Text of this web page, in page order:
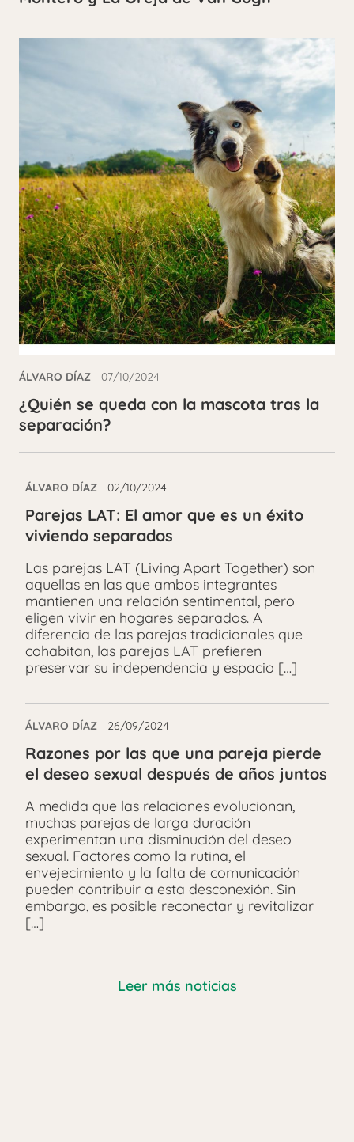
ÁLVARO DÍAZ 07/10/2024
¿Quién se queda con la mascota tras la
separación?
ÁLVARO DÍAZ 02/10/2024
Parejas LAT: El amor que es un éxito
viviendo separados
Las parejas LAT (Living Apart Together) son
aquellas en las que ambos integrantes
mantienen una relación sentimental, pero
eligen vivir en hogares separados. A
diferencia de las parejas tradicionales que
cohabitan, las parejas LAT prefieren
preservar su independencia y espacio […]
ÁLVARO DÍAZ 26/09/2024
Razones por las que una pareja pierde
el deseo sexual después de años juntos
A medida que las relaciones evolucionan,
muchas parejas de larga duración
experimentan una disminución del deseo
sexual. Factores como la rutina, el
envejecimiento y la falta de comunicación
pueden contribuir a esta desconexión. Sin
embargo, es posible reconectar y revitalizar
[…]
Leer más noticias